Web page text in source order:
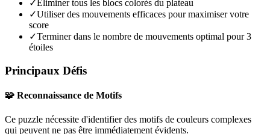
✓Éliminer tous les blocs colorés du plateau
✓Utiliser des mouvements efficaces pour maximiser votre
score
✓Terminer dans le nombre de mouvements optimal pour 3
étoiles
Principaux Défis
🧩 Reconnaissance de Motifs
Ce puzzle nécessite d'identifier des motifs de couleurs complexes
qui peuvent ne pas être immédiatement évidents.